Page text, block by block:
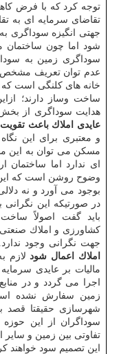
توجه كرد كه با فرض
تقاضای سرمایه ای به
جهتی انگیزه
شود اما چون ساختمان
سوداگری زمین به
عدم توان تعریف مشخص
خانه های كلنگی است
ساخت وساز دارند؛
هدایت سوداگری از
عایدی املاك باعث
و معتبری برای این
مسكن می توان به این
ای ندارد اما ساختمان
وضوح روشن است كه
بوجود می آورد و نه
در صورتیكه این
باید گفت اصولاً
كشاورزی و املاك
جهت نگرانی وجود ندارد.
املاك اعمال شودلازم
اجرا می گردد و در
زمین سفارش نشده
شهرسازی حقیقتا قصد
سوداگران از این
تفاوتی بین زمین و سایر
این تصمیم سود خواهند